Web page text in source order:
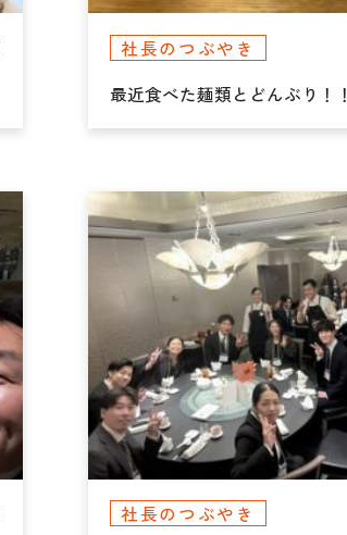
社長のつぶやき
最近食べた麺類とどんぶり！！
社長のつぶやき